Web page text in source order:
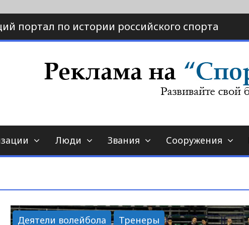
портал по истории российского спорта
страна.ру
по истории спорта
Люди Звания Сооружения
Деятели волейбола Тренеры